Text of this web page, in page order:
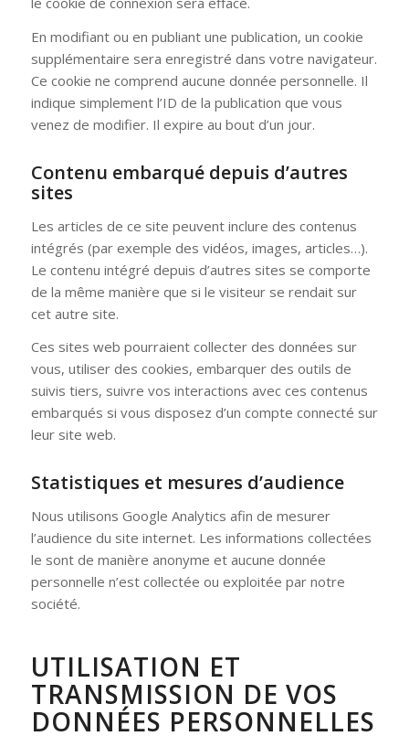
En modifiant ou en publiant une publication, un cookie
supplémentaire sera enregistré dans votre navigateur.
Ce cookie ne comprend aucune donnée personnelle. Il
indique simplement l’ID de la publication que vous
venez de modifier. Il expire au bout d’un jour.
Contenu embarqué depuis d’autres
sites
Les articles de ce site peuvent inclure des contenus
intégrés (par exemple des vidéos, images, articles…).
Le contenu intégré depuis d’autres sites se comporte
de la même manière que si le visiteur se rendait sur
cet autre site.
Ces sites web pourraient collecter des données sur
vous, utiliser des cookies, embarquer des outils de
suivis tiers, suivre vos interactions avec ces contenus
embarqués si vous disposez d’un compte connecté sur
leur site web.
Statistiques et mesures d’audience
Nous utilisons Google Analytics afin de mesurer
l’audience du site internet. Les informations collectées
le sont de manière anonyme et aucune donnée
personnelle n’est collectée ou exploitée par notre
société.
UTILISATION ET
TRANSMISSION DE VOS
DONNÉES PERSONNELLES